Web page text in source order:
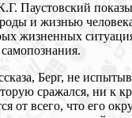
Паустовский
и жизнью
жизненных
Берг, не
сражался, ни к
от всего, что его